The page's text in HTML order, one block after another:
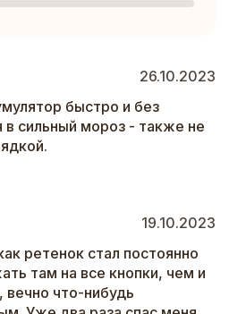
26.10.2023
быстро и без
в сильный мороз - также не
19.10.2023
ретенок стал постоянно
там на все кнопки, чем и
что-нибудь